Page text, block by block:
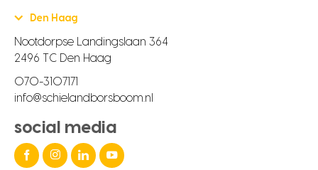
Den Haag
Nootdorpse Landingslaan 364
2496 TC Den Haag
070-3107171
info@schielandborsboom.nl
social media